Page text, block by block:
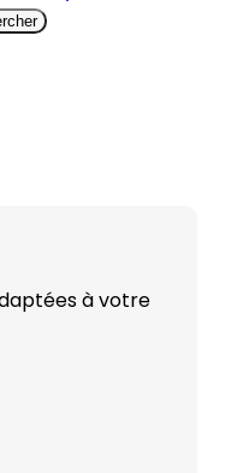
à votre